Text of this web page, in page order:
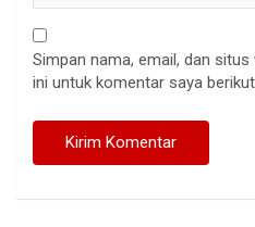
Simpan nama, email, dan
ini untuk komentar saya